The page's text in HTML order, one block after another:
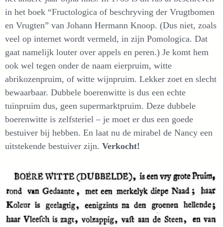
in het boek “Fructologica of beschryving der Vrugtbomen
en Vrugten” van Johann Hermann Knoop. (Dus niet, zoals
veel op internet wordt vermeld, in zijn Pomologica. Dat
gaat namelijk louter over appels en peren.) Je komt hem
ook wel tegen onder de naam eierpruim, witte
abrikozenpruim, of witte wijnpruim. Lekker zoet en slecht
bewaarbaar. Dubbele boerenwitte is dus een echte
tuinpruim dus, geen supermarktpruim. Deze dubbele
boerenwitte is zelfsteriel – je moet er dus een goede
bestuiver bij hebben. En laat nu de mirabel de Nancy een
uitstekende bestuiver zijn. Verkocht!